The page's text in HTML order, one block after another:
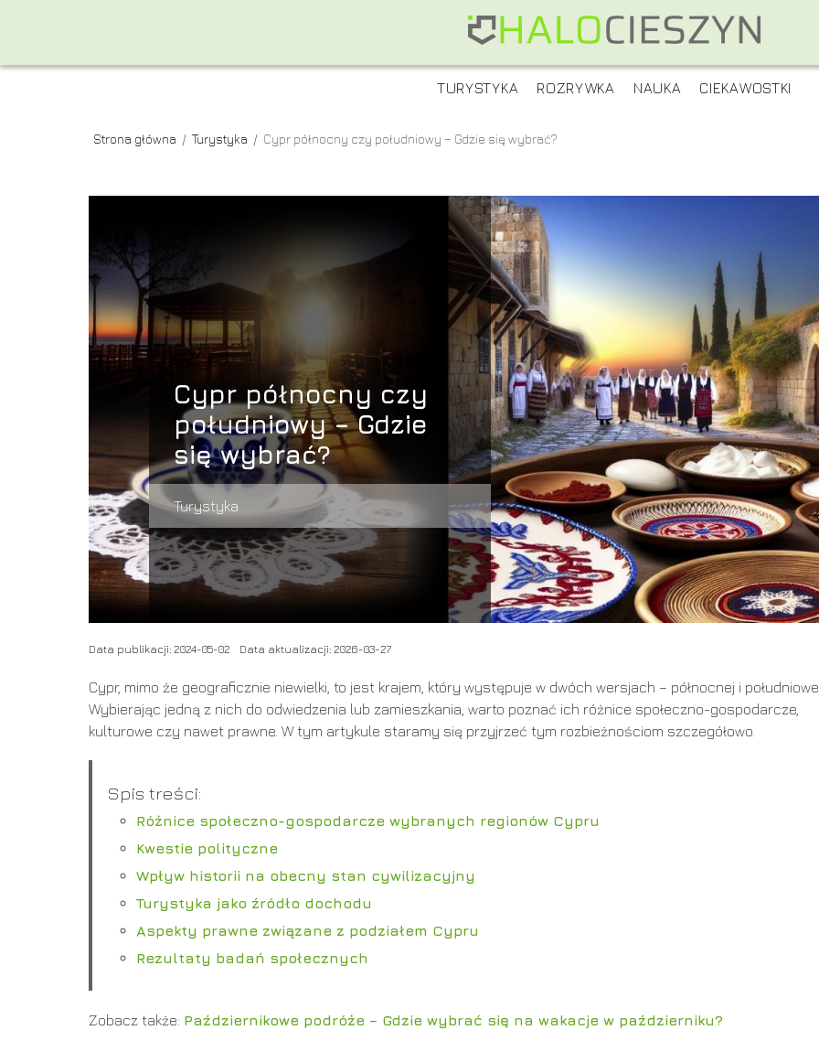
TURYSTYKA ROZRYWKA NAUKA CIEKAWOSTKI
Strona główna / Turystyka / Cypr północny czy południowy – Gdzie się wybrać?
Cypr północny czy
południowy – Gdzie
się wybrać?
Turystyka
Data publikacji: 2024-05-02 Data aktualizacji: 2026-03-27
Cypr, mimo że geograficznie niewielki, to jest krajem, który występuje w dwóch wersjach – północnej i
Wybierając jedną z nich do odwiedzenia lub zamieszkania, warto poznać ich różnice społeczno-gospodarcze,
kulturowe czy nawet prawne. W tym artykule staramy się przyjrzeć tym rozbieżnościom szczegółowo.
Spis treści:
Różnice społeczno-gospodarcze wybranych regionów Cypru
Kwestie polityczne
Wpływ historii na obecny stan cywilizacyjny
Turystyka jako źródło dochodu
Aspekty prawne związane z podziałem Cypru
Rezultaty badań społecznych
Zobacz także: Październikowe podróże – Gdzie wybrać się na wakacje w październiku?